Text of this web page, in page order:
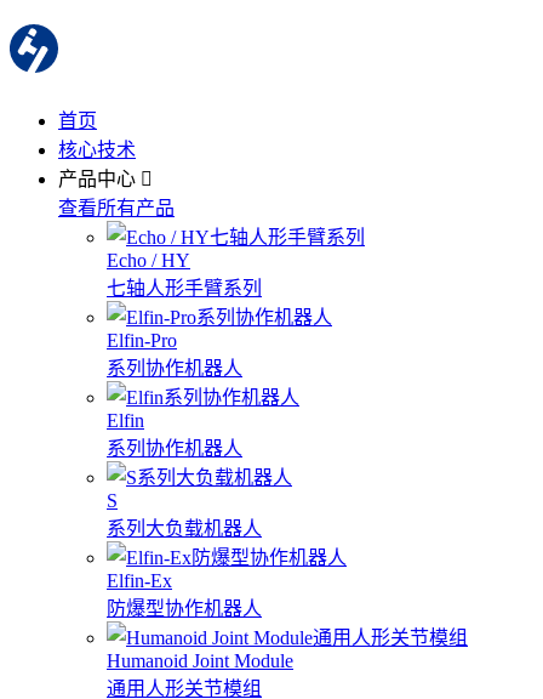
首页
核心技术
产品中心
查看所有产品
Echo / HY
七轴人形手臂系列
Elfin-Pro
系列协作机器人
Elfin
系列协作机器人
S
系列大负载机器人
Elfin-Ex
防爆型协作机器人
Humanoid Joint Module
通用人形关节模组